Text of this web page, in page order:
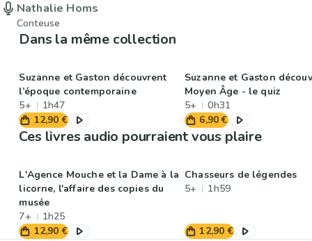
Nathalie Homs
Conteuse
Dans la même collection
Suzanne et Gaston découvrent
l’époque contemporaine
5+
1h47
12,90 €
Suzanne et Gaston
Moyen Âge - le quiz
5+
0h31
6,90 €
Ces livres audio pourraient vous plaire
L'Agence Mouche et la Dame à la
licorne, l'affaire des copies du
musée
7+
1h25
12,90 €
Chasseurs de légendes
5+
1h59
12,90 €